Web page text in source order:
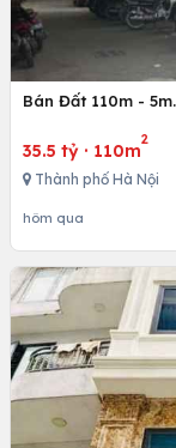
Bán Đất 110m -
35.5 tỷ · 110m
2
Thành phố Hà Nội
hôm qua